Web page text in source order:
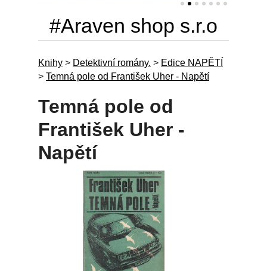
#Araven shop s.r.o
Knihy > Detektivní romány. > Edice NAPĚTÍ
> Temná pole od František Uher - Napětí
Temná pole od
František Uher -
Napětí